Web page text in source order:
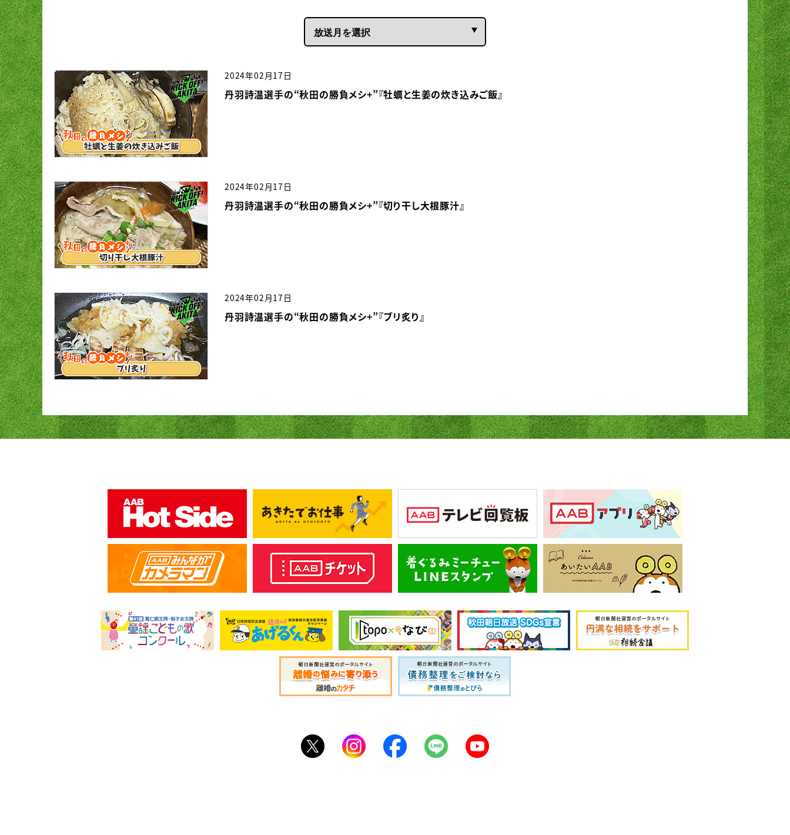
2024年02月17日
丹羽詩温選手の“秋田の勝負メシ+”『牡蠣と生姜の炊き込みご飯』
2024年02月17日
丹羽詩温選手の“秋田の勝負メシ+”『切り干し大根豚汁』
2024年02月17日
丹羽詩温選手の“秋田の勝負メシ+”『ブリ炙り』